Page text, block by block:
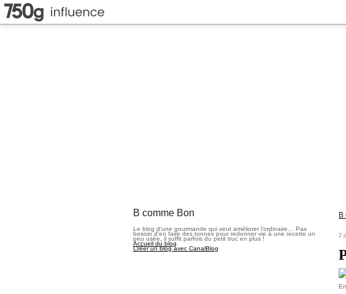
B comme Bon
Le blog d’une gourmande qui veut améliorer l’ordinaire… Pas
besoin d’en faire des tonnes pour redonner vie à une recette un
peu usée, il suffit parfois du petit truc en plus !
Accueil du blog
Créer un blog avec CanalBlog
B
2